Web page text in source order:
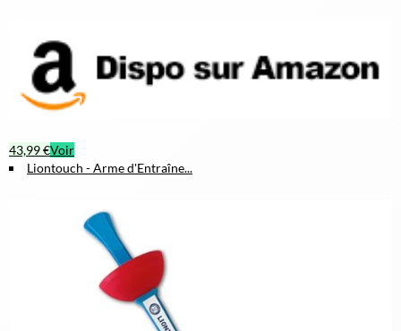
43,99 €Voir
Liontouch - Arme d'Entraîne...